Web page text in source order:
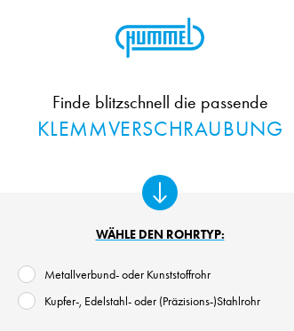
Finde blitzschnell die passende
KLEMMVERSCHRAUBUNG
WÄHLE DEN ROHRTYP:
Metallverbund- oder Kunststoffrohr
Kupfer-, Edelstahl- oder (Präzisions-)Stahlrohr